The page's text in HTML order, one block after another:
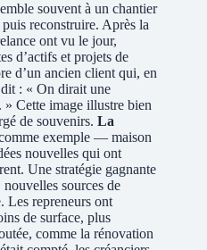
souvent à un chantier
reconstruire. Après la
ont vu le jour,
d’actifs et projets de
d’un ancien client qui, en
: « On dirait une
Cette image illustre bien
de souvenirs. La
exemple — maison
nouvelles qui ont
Une stratégie gagnante
sources de
Les repreneurs ont
de surface, plus
comme la rénovation